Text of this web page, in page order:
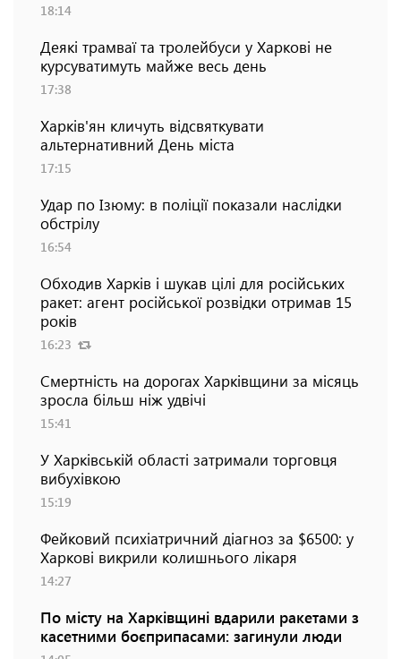
18:14
Деякі трамваї та тролейбуси у Харкові не
курсуватимуть майже весь день
17:38
Харків'ян кличуть відсвяткувати
альтернативний День міста
17:15
Удар по Ізюму: в поліції показали наслідки
обстрілу
16:54
Обходив Харків і шукав цілі для російських
ракет: агент російської розвідки отримав 15
років
16:23
Смертність на дорогах Харківщини за місяць
зросла більш ніж удвічі
15:41
У Харківській області затримали торговця
вибухівкою
15:19
Фейковий психіатричний діагноз за $6500: у
Харкові викрили колишнього лікаря
14:27
По місту на Харківщині вдарили ракетами з
касетними боєприпасами: загинули люди